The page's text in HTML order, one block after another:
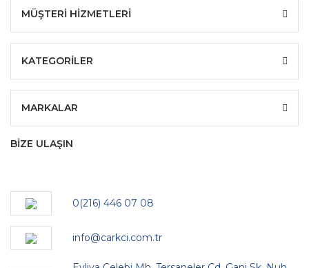
MÜŞTERİ HİZMETLERİ
KATEGORİLER
MARKALAR
BİZE ULAŞIN
0(216) 446 07 08
info@carkci.com.tr